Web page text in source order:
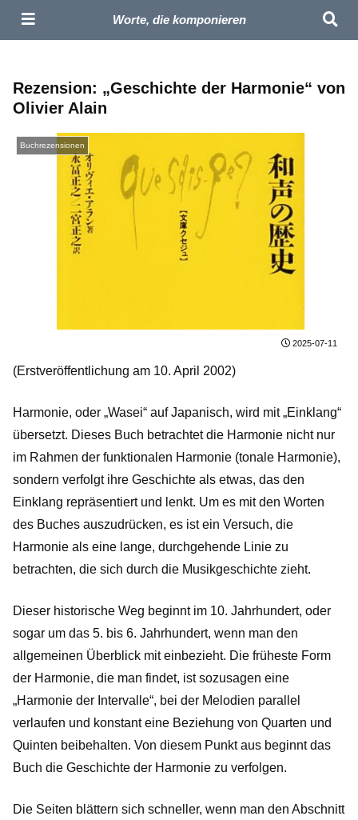
Masaharu – Komponist | Offizielle Seite
Rezension: „Geschichte der Harmonie“ von
Olivier Alain
Buchrezensionen
2025-07-11
(Erstveröffentlichung am 10. April 2002)
Harmonie, oder „Wasei“ auf Japanisch, wird mit „Einklang“
übersetzt. Dieses Buch betrachtet die Harmonie nicht nur
im Rahmen der funktionalen Harmonie (tonale Harmonie),
sondern verfolgt ihre Geschichte als etwas, das den
Einklang repräsentiert und lenkt. Um es mit den Worten
des Buches auszudrücken, es ist ein Versuch, die
Harmonie als eine lange, durchgehende Linie zu
betrachten, die sich durch die Musikgeschichte zieht.
Dieser historische Weg beginnt im 10. Jahrhundert, oder
sogar um das 5. bis 6. Jahrhundert, wenn man den
allgemeinen Überblick mit einbezieht. Die früheste Form
der Harmonie, die man findet, ist sozusagen eine
„Harmonie der Intervalle“, bei der Melodien parallel
verlaufen und konstant eine Beziehung von Quarten und
Quinten beibehalten. Von diesem Punkt aus beginnt das
Buch die Geschichte der Harmonie zu verfolgen.
Die Seiten blättern sich schneller, wenn man den Abschnitt
Worte, die komponieren